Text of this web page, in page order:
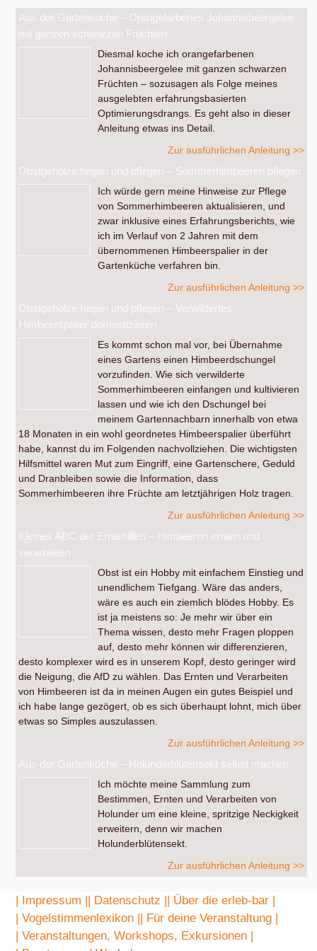
Aus der Gartenküche – Orangefarbenes Johannisbeergelee
mit ganzen schwarzen Früchten
Diesmal koche ich orangefarbenen
Johannisbeergelee mit ganzen schwarzen
Früchten – sozusagen als Folge meines
ausgelebten erfahrungsbasierten
Optimierungsdrangs. Es geht also in dieser
Anleitung etwas ins Detail.
Zur ausführlichen Anleitung >>
Obstgehölze hegen und pflegen – Sommerhimbeeren pflegen
Ich würde gern meine Hinweise zur Pflege
von Sommerhimbeeren aktualisieren, und
zwar inklusive eines Erfahrungsberichts, wie
ich im Verlauf von 2 Jahren mit dem
übernommenen Himbeerspalier in der
Gartenküche verfahren bin.
Zur ausführlichen Anleitung >>
Obstgehölze hegen und pflegen – Verwildertes
Himbeerspalier domestizieren
Es kommt schon mal vor, bei Übernahme
eines Gartens einen Himbeerdschungel
vorzufinden. Wie sich verwilderte
Sommerhimbeeren einfangen und kultivieren
lassen und wie ich den Dschungel bei
meinem Gartennachbarn innerhalb von etwa
18 Monaten in ein wohl geordnetes Himbeerspalier überführt
habe, kannst du im Folgenden nachvollziehen. Die wichtigsten
Hilfsmittel waren Mut zum Eingriff, eine Gartenschere, Geduld
und Dranbleiben sowie die Information, dass
Sommerhimbeeren ihre Früchte am letztjährigen Holz tragen.
Zur ausführlichen Anleitung >>
Kleines ABC der Erntehilfen – Himbeeren ernten und
verarbeiten
Obst ist ein Hobby mit einfachem Einstieg und
unendlichem Tiefgang. Wäre das anders,
wäre es auch ein ziemlich blödes Hobby. Es
ist ja meistens so: Je mehr wir über ein
Thema wissen, desto mehr Fragen ploppen
auf, desto mehr können wir differenzieren,
desto komplexer wird es in unserem Kopf, desto geringer wird
die Neigung, die AfD zu wählen. Das Ernten und Verarbeiten
von Himbeeren ist da in meinen Augen ein gutes Beispiel und
ich habe lange gezögert, ob es sich überhaupt lohnt, mich über
etwas so Simples auszulassen.
Zur ausführlichen Anleitung >>
Aus der Gartenküche – Holunderblütensekt selbst machen
Ich möchte meine Sammlung zum
Bestimmen, Ernten und Verarbeiten von
Holunder um eine kleine, spritzige Neckigkeit
erweitern, denn wir machen
Holunderblütensekt.
Zur ausführlichen Anleitung >>
| Impressum | | Datenschutz |
| Über die erleb-bar |
| Vogelstimmenlexikon |
| Für deine Veranstaltung |
| Veranstaltungen, Workshops, Exkursionen |